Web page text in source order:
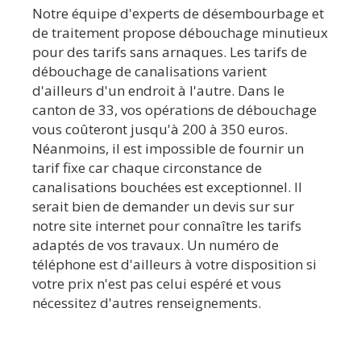
Notre équipe d'experts de désembourbage et
de traitement propose débouchage minutieux
pour des tarifs sans arnaques. Les tarifs de
débouchage de canalisations varient
d'ailleurs d'un endroit à l'autre. Dans le
canton de 33, vos opérations de débouchage
vous coûteront jusqu'à 200 à 350 euros.
Néanmoins, il est impossible de fournir un
tarif fixe car chaque circonstance de
canalisations bouchées est exceptionnel. Il
serait bien de demander un devis sur sur
notre site internet pour connaître les tarifs
adaptés de vos travaux. Un numéro de
téléphone est d'ailleurs à votre disposition si
votre prix n'est pas celui espéré et vous
nécessitez d'autres renseignements.